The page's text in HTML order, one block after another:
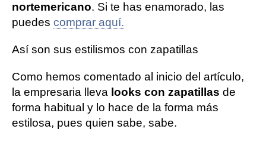
nortemericano. Si te has enamorado, las
puedes comprar aquí.
Así son sus estilismos con zapatillas
Como hemos comentado al inicio del artículo,
la empresaria lleva looks con zapatillas de
forma habitual y lo hace de la forma más
estilosa, pues quien sabe, sabe.